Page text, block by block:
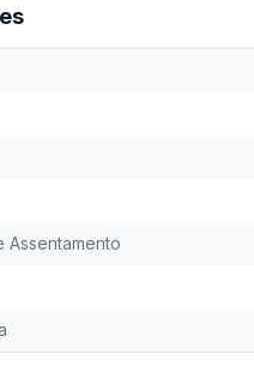
Assentamento